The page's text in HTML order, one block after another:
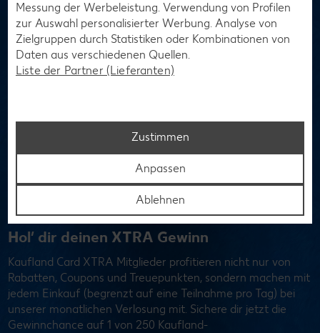
Hol’ dir deinen XTRA Gewinn
Kaufland Card XTRA Mitglieder profitieren nicht nur von
Rabatten, Coupons und Treuepunkten, sondern machen mit
jedem Einkauf (begrenzt auf eine Teilnahme pro Tag) bei
unserer monatlichen Verlosung mit. Sichere dir jetzt die
Gewinnchance auf 1 von 250 Kaufland-
Messung der Werbeleistung. Verwendung von Profilen
zur Auswahl personalisierter Werbung. Analyse von
Zielgruppen durch Statistiken oder Kombinationen von
Daten aus verschiedenen Quellen.
Liste der Partner (Lieferanten)
Zustimmen
Anpassen
Ablehnen